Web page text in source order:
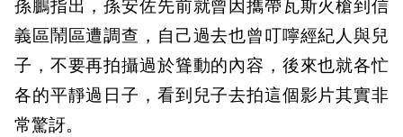
孫鵬指出，孫安佐先前就曾因攜帶瓦斯火槍到信
義區鬧區遭調查，自己過去也曾叮嚀經紀人與兒
子，不要再拍攝過於聳動的內容，後來也就各忙
各的平靜過日子，看到兒子去拍這個影片其實非
常驚訝。